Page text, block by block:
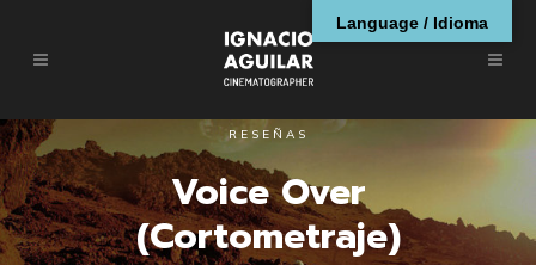
RESEÑAS
Voice Over
(Cortometraje)
Language / Idioma